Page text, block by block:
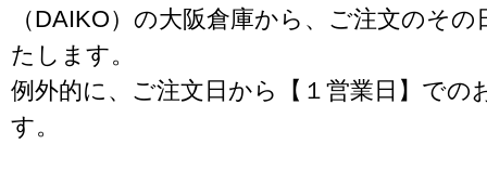
（DAIKO）の大阪倉庫から、ご注文のそ
たします。
例外的に、ご注文日から【１営業日】での
す。